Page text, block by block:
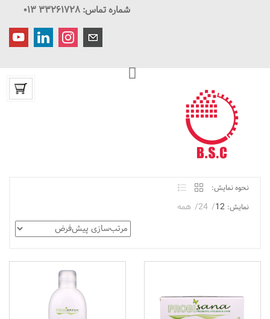
شماره تماس: ۳۳۲۶۱۷۲۸ ۰۱۳
نحوه نمایش:
نمایش: 12
24 همه